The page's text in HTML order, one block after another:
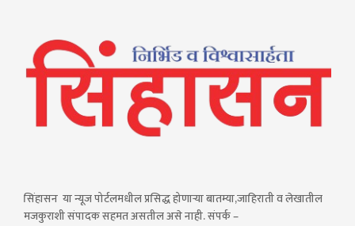
सिंहासन या न्यूज पोर्टलमधील प्रसिद्ध होणाऱ्या बातम्या,जाहिराती व लेखातील
मजकुराशी संपादक सहमत असतील असे नाही. संपर्क –